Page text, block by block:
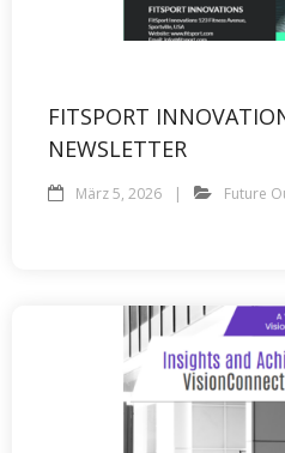
FITSPORT
NEWSLETTER
März 5, 2026 Future